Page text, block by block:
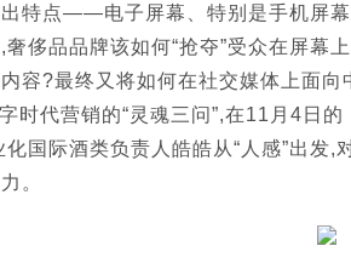
出特点——电子屏幕、特别是手机屏
奢侈品品牌该如何“抢夺”受众在屏幕
容?最终又将如何在社交媒体上面
时代营销的“灵魂三问”,在11月4日
国际酒类负责人皓皓从“人感”出发
。